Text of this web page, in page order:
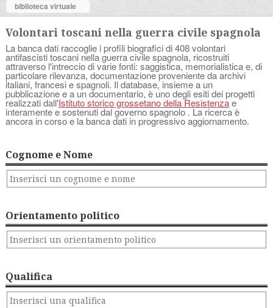
biblioteca virtuale
Volontari toscani nella guerra civile spagnola
La banca dati raccoglie i profili biografici di 408 volontari
antifascisti toscani nella guerra civile spagnola, ricostruiti
attraverso l'intreccio di varie fonti: saggistica, memorialistica e, di
particolare rilevanza, documentazione proveniente da archivi
italiani, francesi e spagnoli. Il database, insieme a un
pubblicazione e a un documentario, è uno degli esiti dei progetti
realizzati dall'Istituto storico grossetano della Resistenzae
interamente e sostenuti dal governo spagnolo . La ricerca è
ancora in corso e la banca dati in progressivo aggiornamento.
Cognome e Nome
Orientamento politico
Qualifica